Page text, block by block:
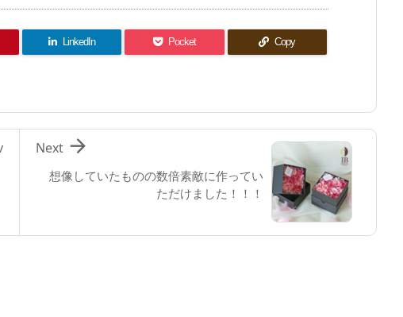
LinkedIn Pocket Copy
想像していたものの数倍素敵に作ってい
ただけました！！！

Next